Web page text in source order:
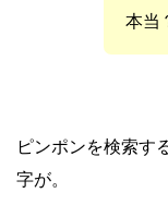
本当
ピンポンを検索す
字が。